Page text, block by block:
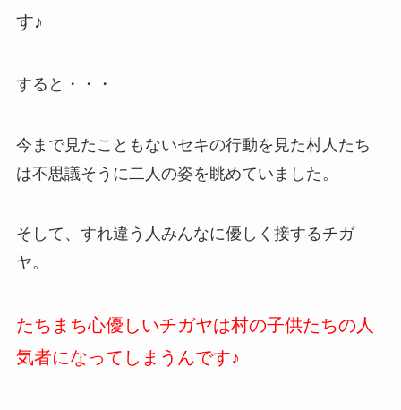
す♪
すると・・・
今まで見たこともないセキの行動を見た村人たち
は不思議そうに二人の姿を眺めていました。
そして、すれ違う人みんなに優しく接するチガ
ヤ。
たちまち心優しいチガヤは村の子供たちの人
気者になってしまうんです♪